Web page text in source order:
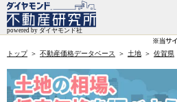
トップ 不動産価格データベース 土地 佐賀県